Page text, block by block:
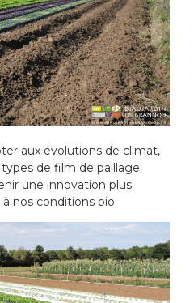
aux évolutions de climat,
de film de paillage
une innovation plus
nos conditions bio.